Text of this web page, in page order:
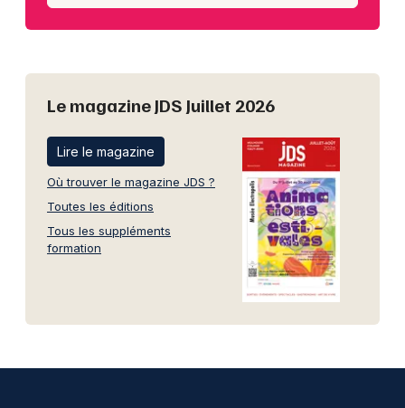
Le magazine JDS Juillet 2026
Lire le magazine
Où trouver le magazine JDS ?
Toutes les éditions
Tous les suppléments
formation